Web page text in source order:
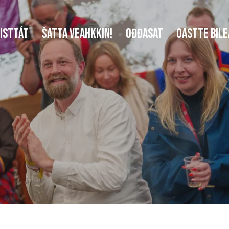
ŠATTA VEAHKKIN! OĐĐASAT OASTTE